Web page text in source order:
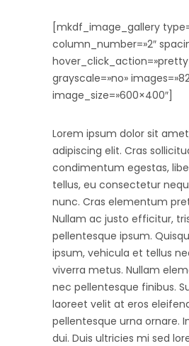
[mkdf_image_gallery
column_number=»2″
grayscale=»no»
image_size=»600×400″]
Lorem ipsum dolor sit
adipiscing elit. Cras
condimentum egestas,
tellus, eu consectetur
nunc. Cras elementum
Nullam ac justo efficitur,
pellentesque ipsum.
ipsum, vehicula et tellus
viverra metus. Nullam
nec pellentesque finibus.
laoreet velit at eros
pellentesque urna ornare.
dui. Duis ultricies mi sed